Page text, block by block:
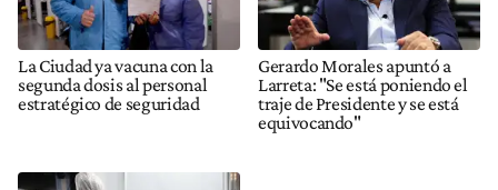
La Ciudad ya vacuna con la
segunda dosis al personal
estratégico de seguridad
Gerardo Morales apuntó a
Larreta: "Se está poniendo el
traje de Presidente y se está
equivocando"